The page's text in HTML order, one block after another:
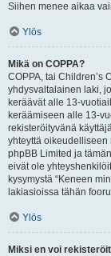
Siihen menee aikaa
Ylös
Mikä on COPPA?
COPPA, tai Children’s
yhdysvaltalainen laki,
keräävät alle 13-
keräämiseen alle 13-
rekisteröityvänä
yhteyttä
phpBB Limited ja
eivät ole
kysymystä “Keneen
lakiasioissa tähän
Ylös
Miksi en voi